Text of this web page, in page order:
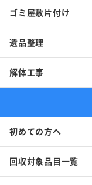
ゴミ屋敷片付け
遺品整理
解体工事
初めての方へ
回収対象品目一覧